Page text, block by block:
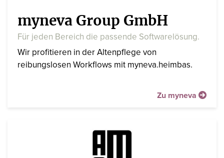
myneva Group GmbH
Für jeden Bereich die passende Softwarelösung.
Wir profitieren in der Altenpflege von
reibungslosen Workflows mit myneva.heimbas.
Zu myneva